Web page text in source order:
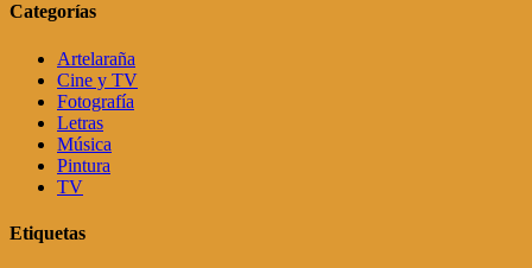
Categorías
Artelaraña
Cine y TV
Fotografía
Letras
Música
Pintura
TV
Etiquetas